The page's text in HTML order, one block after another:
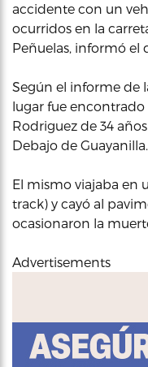
accidente con un
ocurridos en la
Peñuelas, informó el
Según el informe de
lugar fue
Rodriguez de 34
Debajo de Guayanilla.
El mismo viajaba en
track) y cayó al
ocasionaron la
Advertisements